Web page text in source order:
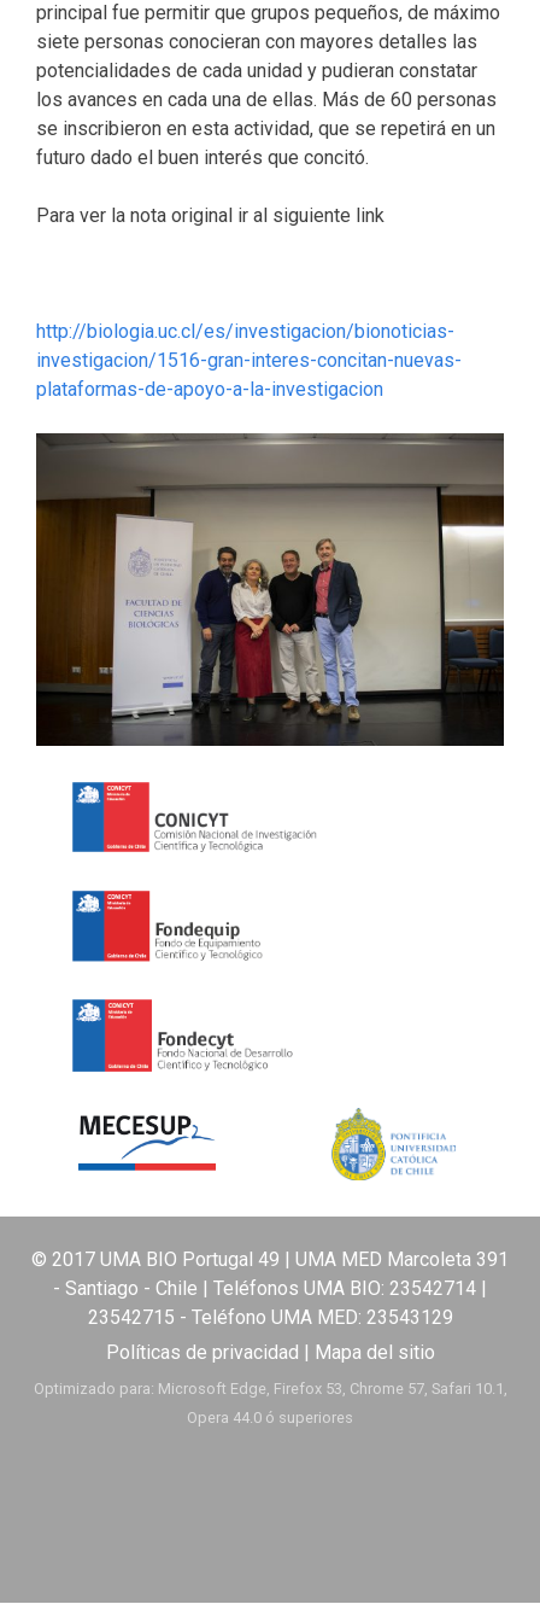
principal fue permitir que grupos pequeños, de máximo
siete personas conocieran con mayores detalles las
potencialidades de cada unidad y pudieran constatar
los avances en cada una de ellas. Más de 60 personas
se inscribieron en esta actividad, que se repetirá en un
futuro dado el buen interés que concitó.
Para ver la nota original ir al siguiente link
http://biologia.uc.cl/es/investigacion/bionoticias-
investigacion/1516-gran-interes-concitan-nuevas-
plataformas-de-apoyo-a-la-investigacion
© 2017 UMA BIO Portugal 49 | UMA MED Marcoleta 391
- Santiago - Chile | Teléfonos UMA BIO: 23542714 |
23542715 - Teléfono UMA MED: 23543129
Políticas de privacidad | Mapa del sitio
Optimizado para: Microsoft Edge, Firefox 53, Chrome 57, Safari 10.1,
Opera 44.0 ó superiores